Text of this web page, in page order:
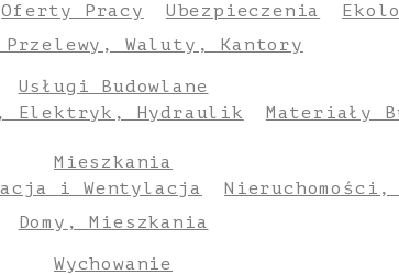
Oferty Pracy Ubezpieczenia
Waluty, Kantory
Usługi Budowlane
Elektryk, Hydraulik Materiały
Mieszkania
i Wentylacja
Domy, Mieszkania
Wychowanie